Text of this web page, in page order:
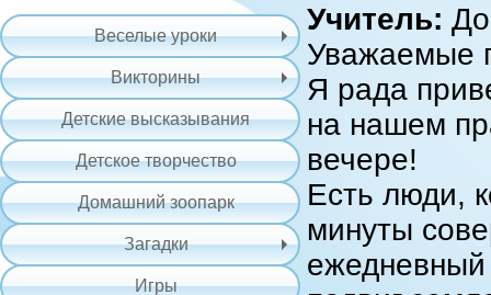
Веселые уроки
Викторины
Детские высказывания
Детское творчество
Домашний зоопарк
Загадки
Игры
Учитель:
Уважаемые
Я рада
на нашем
вечере!
Есть люди,
минуты
ежедневный